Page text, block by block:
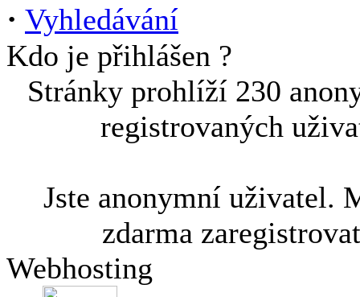
· Vyhledávání
Kdo je přihlášen ?
Stránky prohlíží 230
registrovaných
Jste anonymní uživatel.
zdarma
Webhosting